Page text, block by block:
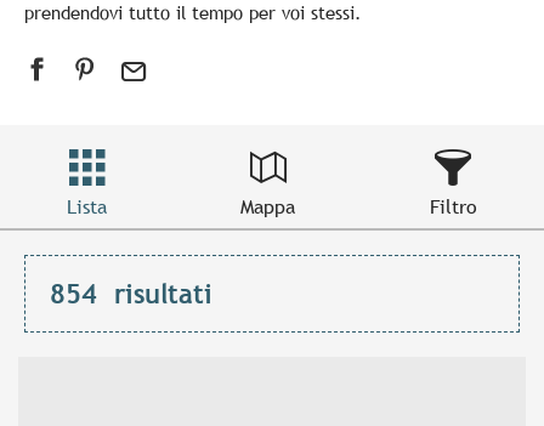
prendendovi tutto il tempo per voi stessi.
Lista Mappa Filtro
854 risultati